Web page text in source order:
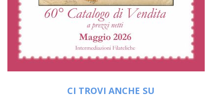
CI TROVI ANCHE SU